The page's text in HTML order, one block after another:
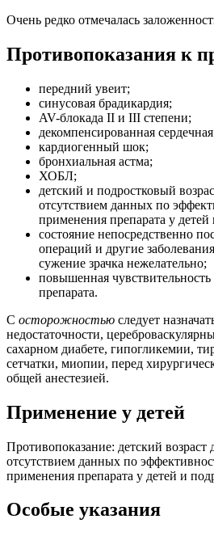
Очень редко отмечалась
Противопоказания к
передний увеит;
синусовая брадикардия;
AV-блокада II и III степени;
декомпенсированная
кардиогенный шок;
бронхиальная астма;
ХОБЛ;
детский и подростковый
отсутствием данных по
применения препарата у детей
состояние непосредственно
операций и другие
сужение зрачка нежелательно;
повышенная
препарата.
С осторожностью следует
недостаточности,
сахарном диабете, гипогликемии,
сетчатки, миопии, перед
общей анестезией.
Применение у детей
Противопоказание: детский возраст
отсутствием данных по
применения препарата у детей и
Особые указания